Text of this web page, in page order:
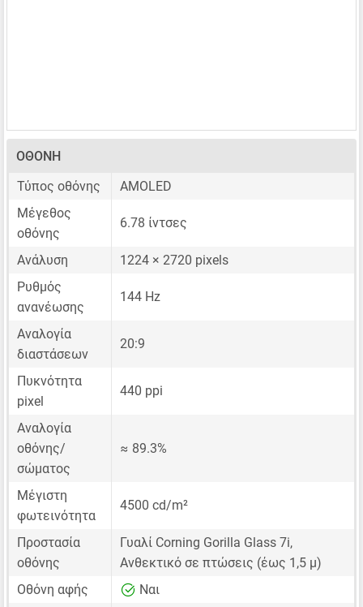
ΟΘΌΝΗ
Τύπος οθόνης
AMOLED
Μέγεθος
οθόνης
6.78 ίντσες
Ανάλυση
1224 × 2720 pixels
Ρυθμός
ανανέωσης
144 Hz
Αναλογία
διαστάσεων
20:9
Πυκνότητα
pixel
440 ppi
Αναλογία
οθόνης/
σώματος
≈ 89.3%
Μέγιστη
φωτεινότητα
4500 cd/m²
Προστασία
οθόνης
Γυαλί Corning Gorilla Glass 7i,
Ανθεκτικό σε πτώσεις (έως 1,5 μ)
Οθόνη αφής
Ναι